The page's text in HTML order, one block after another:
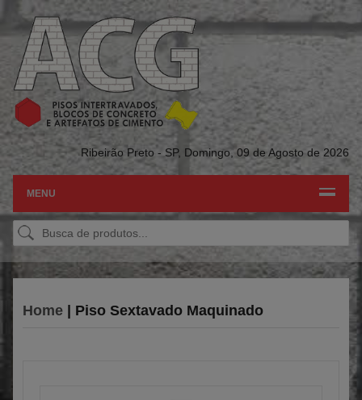
Ribeirão Preto - SP, Domingo, 09 de Agosto de 2026
MENU
Home | Piso Sextavado Maquinado